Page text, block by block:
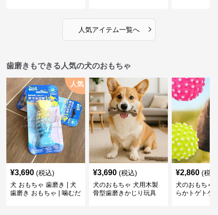
人気アイテム一覧へ ›
歯磨きもできる人気の犬のおもちゃ
人気
¥3,690 (税込)
犬 おもちゃ 歯磨き | 犬
歯磨き おもちゃ | 噛むだ
¥3,690 (税込)
犬のおもちゃ 犬用木製
骨型歯磨きかじり玩具
¥2,860 (税
犬のおもちゃ
らかトゲトゲ